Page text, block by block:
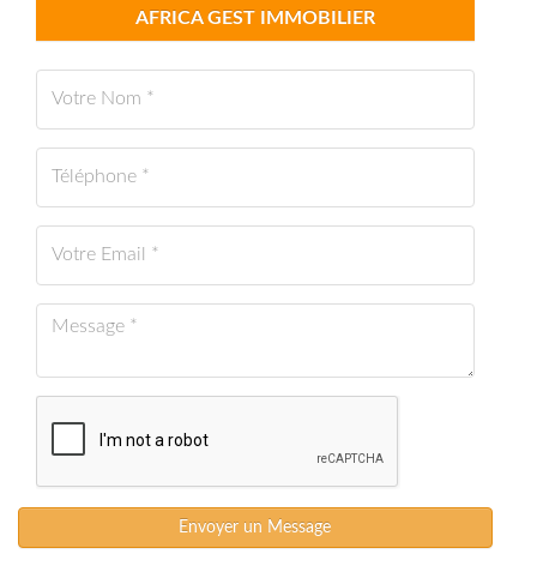
AFRICA GEST IMMOBILIER
Envoyer un Message